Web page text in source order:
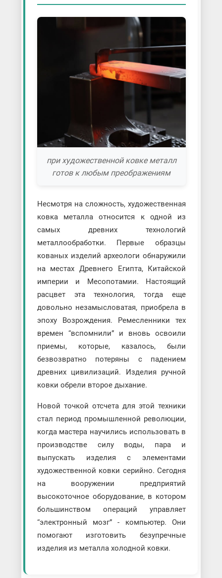
при художественной ковке металл
готов к любым преображениям
Несмотря на сложность, художественная
ковка металла относится к одной из
самых древних технологий
металлообработки. Первые образцы
кованых изделий археологи обнаружили
на местах Древнего Египта, Китайской
империи и Месопотамии. Настоящий
расцвет эта технология, тогда еще
довольно незамысловатая, приобрела в
эпоху Возрождения. Ремесленники тех
времен “вспомнили” и вновь освоили
приемы, которые, казалось, были
безвозвратно потеряны с падением
древних цивилизаций. Изделия ручной
ковки обрели второе дыхание.
Новой точкой отсчета для этой техники
стал период промышленной революции,
когда мастера научились использовать в
производстве силу воды, пара и
выпускать изделия с элементами
художественной ковки серийно. Сегодня
на вооружении предприятий
высокоточное оборудование, в котором
большинством операций управляет
“электронный мозг” - компьютер. Они
помогают изготовить безупречные
изделия из металла холодной ковки.